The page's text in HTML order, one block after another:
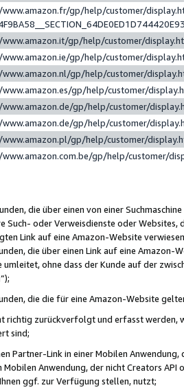
gp/help/customer/
gp/help/customer/
gp/help/customer/
gp/help/customer/
gp/help/customer/
gp/help/customer/
gp/help/customer/
gp/help/customer/
gp/help/customer/
die über einen von einer
Such- oder Verweisdienste oder Websites,
Link auf eine Amazon-Website
die über einen Link auf eine
ohne dass der Kunde auf der
“);
die die für eine Amazon-Website
richtig zurückverfolgt und erfasst werden,
sind;
Partner-Link in einer Mobilen
Mobilen Anwendung, der nicht Creators
ggf. zur Verfügung stellen, nutzt;